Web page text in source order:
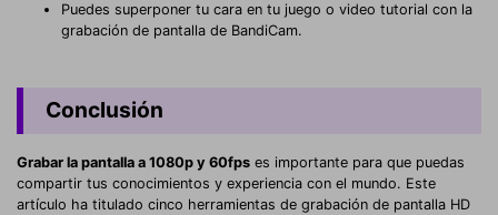
Puedes superponer tu cara en tu juego o video tutorial con la
grabación de pantalla de BandiCam.
Conclusión
Grabar la pantalla a 1080p y 60fps es importante para que puedas
compartir tus conocimientos y experiencia con el mundo. Este
artículo ha titulado cinco herramientas de grabación de pantalla HD